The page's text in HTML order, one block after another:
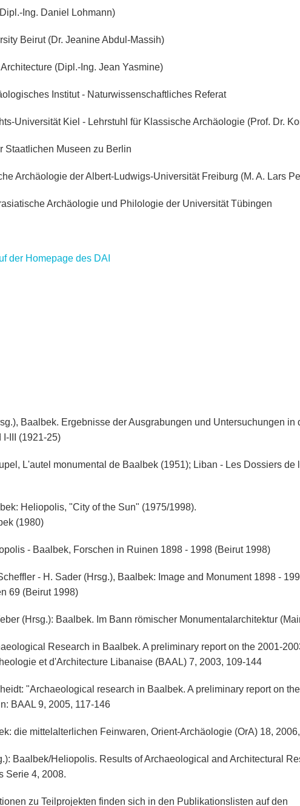
Ing. Daniel Lohmann)
Beirut (Dr. Jeanine Abdul-Massih)
(Dipl.-Ing. Jean Yasmine)
Institut - Naturwissenschaftliches Referat
Universität Kiel - Lehrstuhl für Klassische Archäologie (Prof. Dr.
Staatlichen Museen zu Berlin
Archäologie der Albert-Ludwigs-Universität Freiburg (M. A. Lars
Archäologie und Philologie der Universität Tübingen
der Homepage des DAI
Baalbek. Ergebnisse der Ausgrabungen und Untersuchungen in
III (1921-25)
L'autel monumental de Baalbek (1951); Liban - Les Dossiers de
Heliopolis, "City of the Sun" (1975/1998).
(1980)
- Baalbek, Forschen in Ruinen 1898 - 1998 (Beirut 1998)
- H. Sader (Hrsg.), Baalbek: Image and Monument 1898 -
69 (Beirut 1998)
(Hrsg.): Baalbek. Im Bann römischer Monumentalarchitektur
Research in Baalbek. A preliminary report on the 2001-
et d'Architecture Libanaise (BAAL) 7, 2003, 109-144
"Archaeological research in Baalbek. A preliminary report on
BAAL 9, 2005, 117-146
die mittelalterlichen Feinwaren, Orient-Archäologie (OrA) 18,
Baalbek/Heliopolis. Results of Archaeological and Architectural
Serie 4, 2008.
zu Teilprojekten finden sich in den Publikationslisten auf den